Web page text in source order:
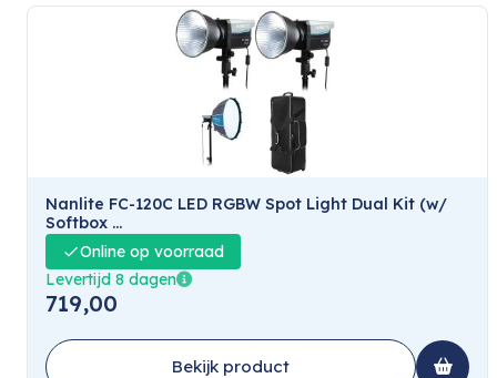
Nanlite FC-120C LED RGBW Spot Light Dual Kit (w/
Softbox ...
Online op voorraad
Levertijd 8 dagen
719,00
Bekijk product